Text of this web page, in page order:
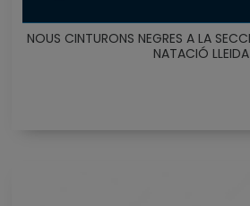
NOUS CINTURONS NEGRES A LA
NATACIÓ LLEIDA